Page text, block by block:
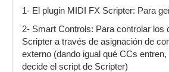
1- El plugin MIDI FX Scripter: Para
2- Smart Controls: Para controlar los
Scripter a través de asignación de
externo (dando igual qué CCs entren,
decide el script de Scripter)